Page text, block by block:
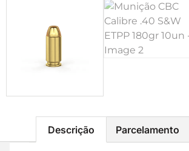
Descrição Parcelamento